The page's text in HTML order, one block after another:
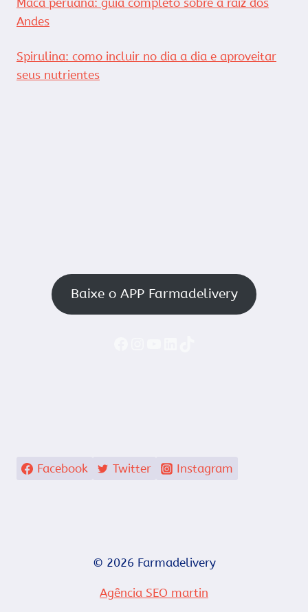
Andes
Spirulina: como incluir no dia a dia e aproveitar
seus nutrientes
Baixe o APP Farmadelivery
Facebook Twitter Instagram
© 2026 Farmadelivery
Agência SEO martin